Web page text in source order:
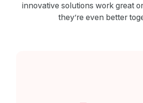
innovative solutions work great
they’re even better